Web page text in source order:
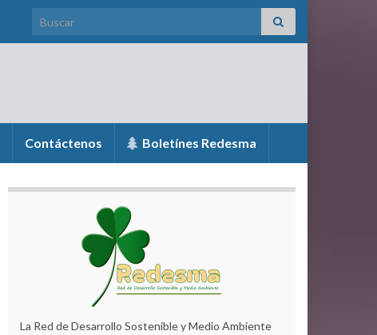
Search for:
Contáctenos Boletínes Redesma
La Red de Desarrollo Sostenible y Medio Ambiente